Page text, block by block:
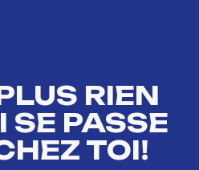
RIEN
SE PASSE
TOI!